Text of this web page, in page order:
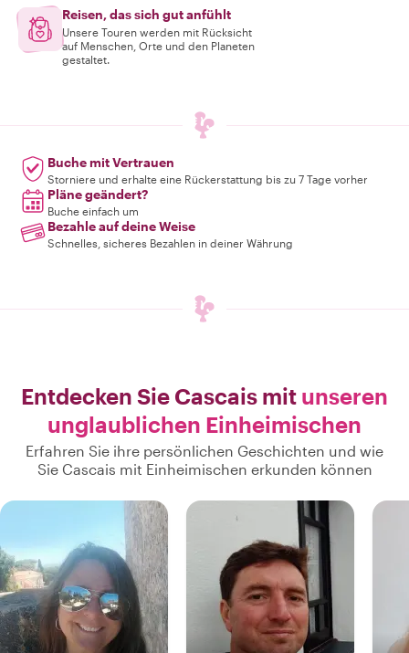
Reisen, das sich gut anfühlt
Unsere Touren werden mit Rücksicht
auf Menschen, Orte und den Planeten
gestaltet.
Buche mit Vertrauen
Storniere und erhalte eine Rückerstattung bis zu 7 Tage vorher
Pläne geändert?
Buche einfach um
Bezahle auf deine Weise
Schnelles, sicheres Bezahlen in deiner Währung
Entdecken Sie Cascais mit unseren
unglaublichen Einheimischen
Erfahren Sie ihre persönlichen Geschichten und wie
Sie Cascais mit Einheimischen erkunden können